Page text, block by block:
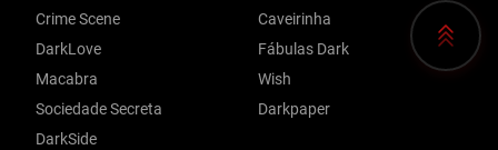
Crime Scene
DarkLove
Macabra
Sociedade Secreta
DarkSide
Caveirinha
Fábulas Dark
Wish
Darkpaper